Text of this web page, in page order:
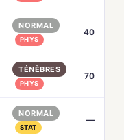
NORMAL
PHYS
40
TÉNÈBRES
PHYS
70
NORMAL
STAT
—